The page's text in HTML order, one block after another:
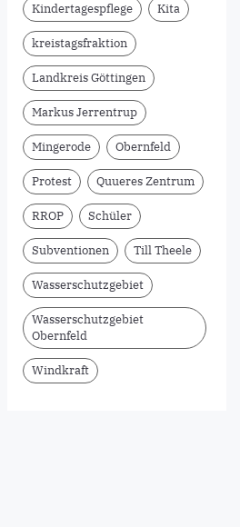
Kindertagespflege Kita
kreistagsfraktion
Landkreis Göttingen
Markus Jerrentrup
Mingerode Obernfeld
Protest Quueres Zentrum
RROP Schüler
Subventionen Till Theele
Wasserschutzgebiet
Wasserschutzgebiet
Obernfeld
Windkraft